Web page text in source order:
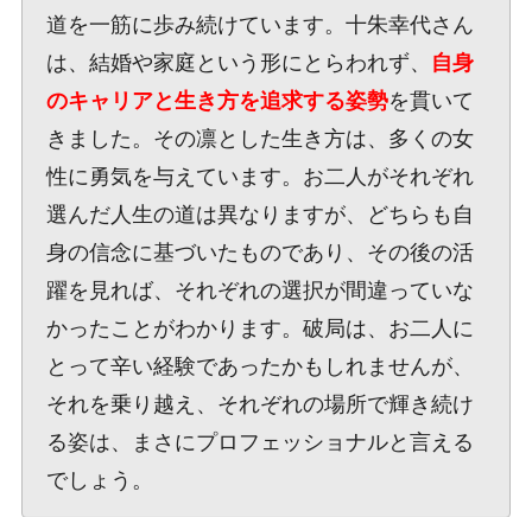
道を一筋に歩み続けています。十朱幸代さん
は、結婚や家庭という形にとらわれず、
自身
のキャリアと生き方を追求する姿勢を貫いて
きました。その凛とした生き方は、多くの女
性に勇気を与えています。お二人がそれぞれ
選んだ人生の道は異なりますが、どちらも自
身の信念に基づいたものであり、その後の活
躍を見れば、それぞれの選択が間違っていな
かったことがわかります。破局は、お二人に
とって辛い経験であったかもしれませんが、
それを乗り越え、それぞれの場所で輝き続け
る姿は、まさにプロフェッショナルと言える
でしょう。